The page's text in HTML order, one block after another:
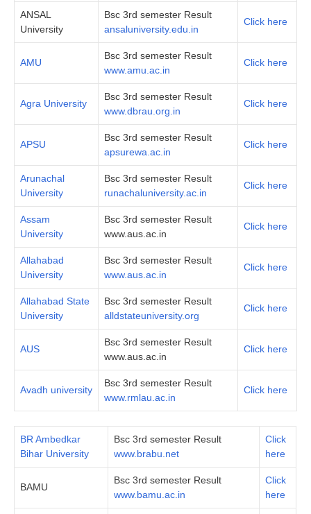
ANSAL
University
Bsc 3rd semester Result
ansaluniversity.edu.in
Click here
AMU
Bsc 3rd semester Result
www.amu.ac.in
Click here
Agra University
Bsc 3rd semester Result
www.dbrau.org.in
Click here
APSU
Bsc 3rd semester Result
apsurewa.ac.in
Click here
Arunachal
University
Bsc 3rd semester Result
runachaluniversity.ac.in
Click here
Assam
University
Bsc 3rd semester Result
www.aus.ac.in
Click here
Allahabad
University
Bsc 3rd semester Result
www.aus.ac.in
Click here
Allahabad State
University
Bsc 3rd semester Result
alldstateuniversity.org
Click here
AUS
Bsc 3rd semester Result
www.aus.ac.in
Click here
Avadh university
Bsc 3rd semester Result
www.rmlau.ac.in
Click here
BR Ambedkar
Bihar University
Bsc 3rd semester Result
www.brabu.net
Click
here
BAMU
Bsc 3rd semester Result
www.bamu.ac.in
Click
here